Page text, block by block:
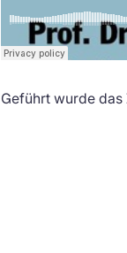
Geführt wurde